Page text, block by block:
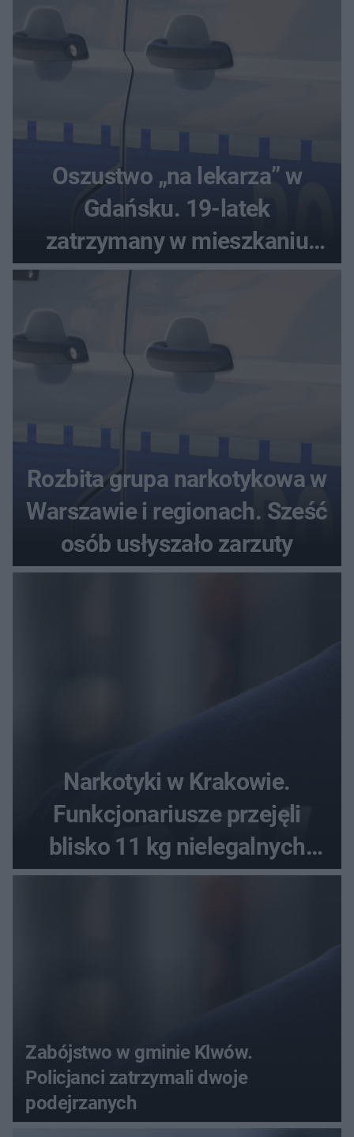
Oszustwo „na lekarza” w
Gdańsku. 19-latek
zatrzymany w mieszkaniu
seniora
Rozbita grupa narkotykowa w
Warszawie i regionach. Sześć
osób usłyszało zarzuty
Narkotyki w Krakowie.
Funkcjonariusze przejęli
blisko 11 kg nielegalnych
substancji
Zabójstwo w gminie Klwów.
Policjanci zatrzymali dwoje
podejrzanych